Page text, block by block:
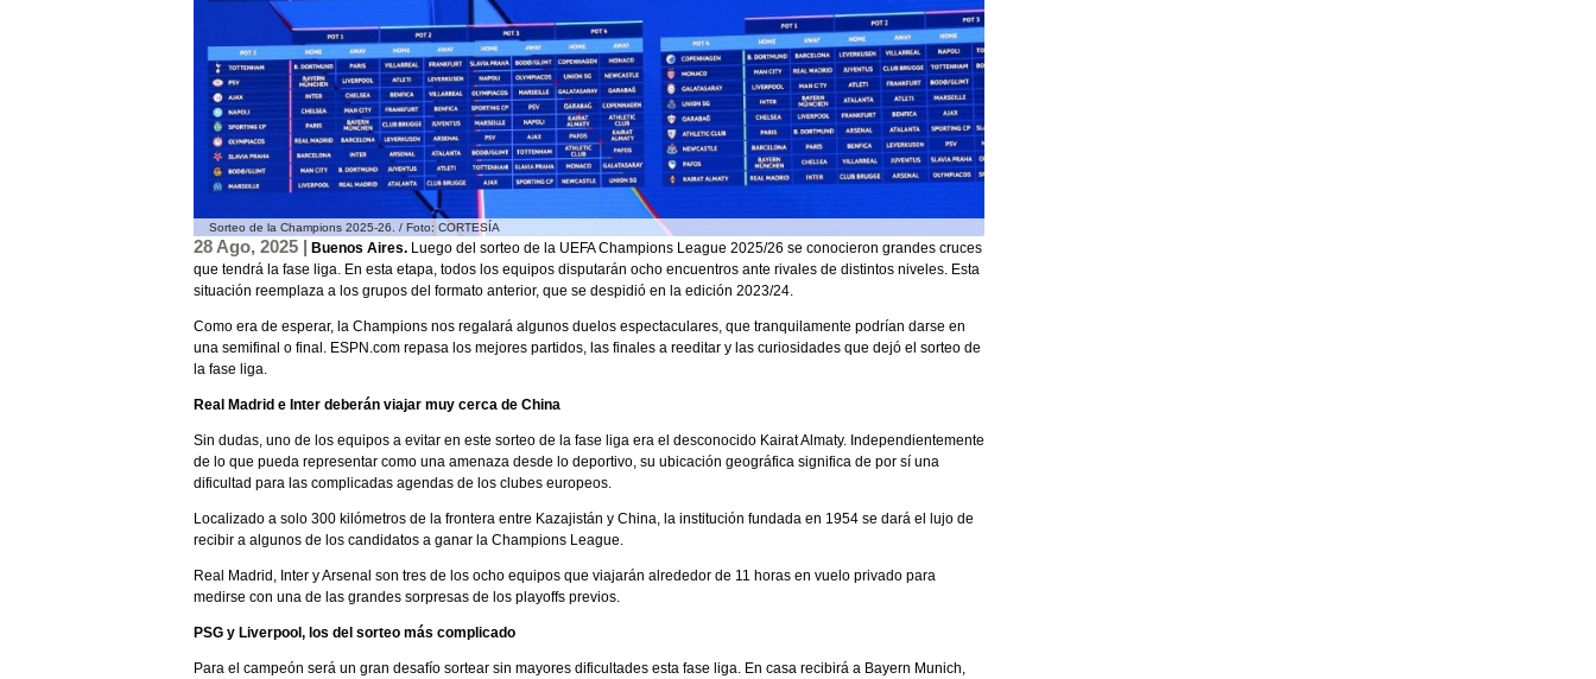
Sorteo de la Champions 2025-26. / Foto: CORTESÍA
28 Ago, 2025 | Buenos Aires. Luego del sorteo de la UEFA Champions League 2025/26 se conocieron grandes cruces
que tendrá la fase liga. En esta etapa, todos los equipos disputarán ocho encuentros ante rivales de distintos niveles. Esta
situación reemplaza a los grupos del formato anterior, que se despidió en la edición 2023/24.
Como era de esperar, la Champions nos regalará algunos duelos espectaculares, que tranquilamente podrían darse en
una semifinal o final. ESPN.com repasa los mejores partidos, las finales a reeditar y las curiosidades que dejó el sorteo de
la fase liga.
Real Madrid e Inter deberán viajar muy cerca de China
Sin dudas, uno de los equipos a evitar en este sorteo de la fase liga era el desconocido Kairat Almaty. Independientemente
de lo que pueda representar como una amenaza desde lo deportivo, su ubicación geográfica significa de por sí una
dificultad para las complicadas agendas de los clubes europeos.
Localizado a solo 300 kilómetros de la frontera entre Kazajistán y China, la institución fundada en 1954 se dará el lujo de
recibir a algunos de los candidatos a ganar la Champions League.
Real Madrid, Inter y Arsenal son tres de los ocho equipos que viajarán alrededor de 11 horas en vuelo privado para
medirse con una de las grandes sorpresas de los playoffs previos.
PSG y Liverpool, los del sorteo más complicado
Para el campeón será un gran desafío sortear sin mayores dificultades esta fase liga. En casa recibirá a Bayern Munich,